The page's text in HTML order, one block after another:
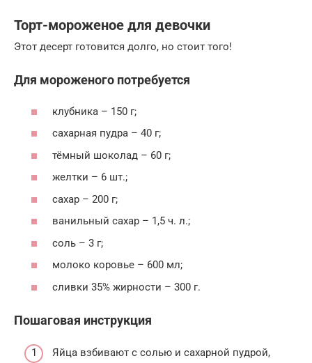
Торт-мороженое для девочки
Этот десерт готовится долго, но стоит того!
Для мороженого потребуется
клубника – 150 г;
сахарная пудра – 40 г;
тёмный шоколад – 60 г;
желтки – 6 шт.;
сахар – 200 г;
ванильный сахар – 1,5 ч. л.;
соль – 3 г;
молоко коровье – 600 мл;
сливки 35% жирности – 300 г.
Пошаговая инструкция
Яйца взбивают с солью и сахарной пудрой,